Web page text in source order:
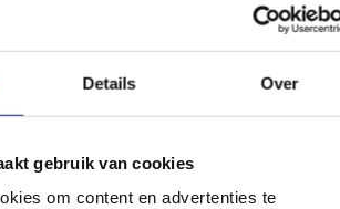
Details Over
gebruik van cookies
om content en advertenties te
punt om een vlag van Ommen te
hoe vaak je de Ommense vlag
hijs je de vlag in een
Bij elk formaat vlag